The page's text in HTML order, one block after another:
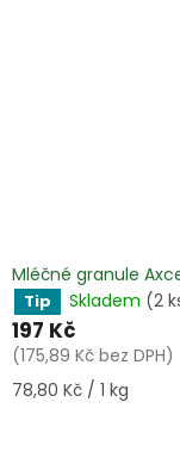
Mléčné granule
Tip Skladem (2
197 Kč
(175,89 Kč bez DPH)
Měrná
78,80 Kč / 1 kg